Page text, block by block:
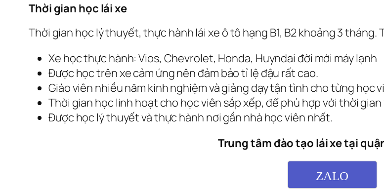
Thời gian học lái xe
Thời gian học lý thuyết, thực hành lái xe ô tô hạng B1, B2 khoảng 3
Xe học thực hành: Vios, Chevrolet, Honda, Huyndai đời mới máy lạnh
Được học trên xe cảm ứng nên đảm bảo tỉ lệ đậu rất cao.
Giáo viên nhiều năm kinh nghiệm và giảng dạy tận tình cho từng học
Thời gian học linh hoạt cho học viên sắp xếp, để phù hợp với thời
Được học lý thuyết và thực hành nơi gần nhà học viên nhất.
Trung tâm đào tạo lái xe tại
ZALO